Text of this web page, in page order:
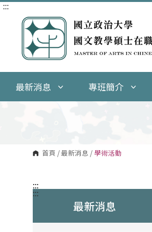
跳
:::
最新消息 專班簡介
首頁 /最新消息 / 學術活動
:::
最新消息
:::